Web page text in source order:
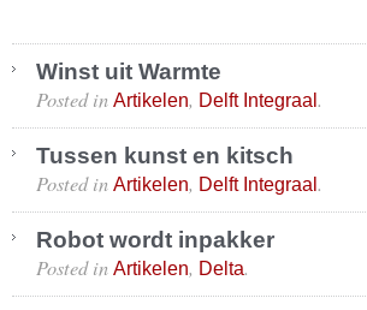
Winst uit Warmte
Posted in Artikelen, Delft Integraal.
Tussen kunst en kitsch
Posted in Artikelen, Delft Integraal.
Robot wordt inpakker
Posted in Artikelen, Delta.